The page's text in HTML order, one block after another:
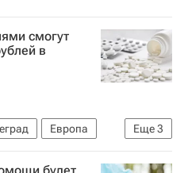
смогут
в
Еще3
Европа